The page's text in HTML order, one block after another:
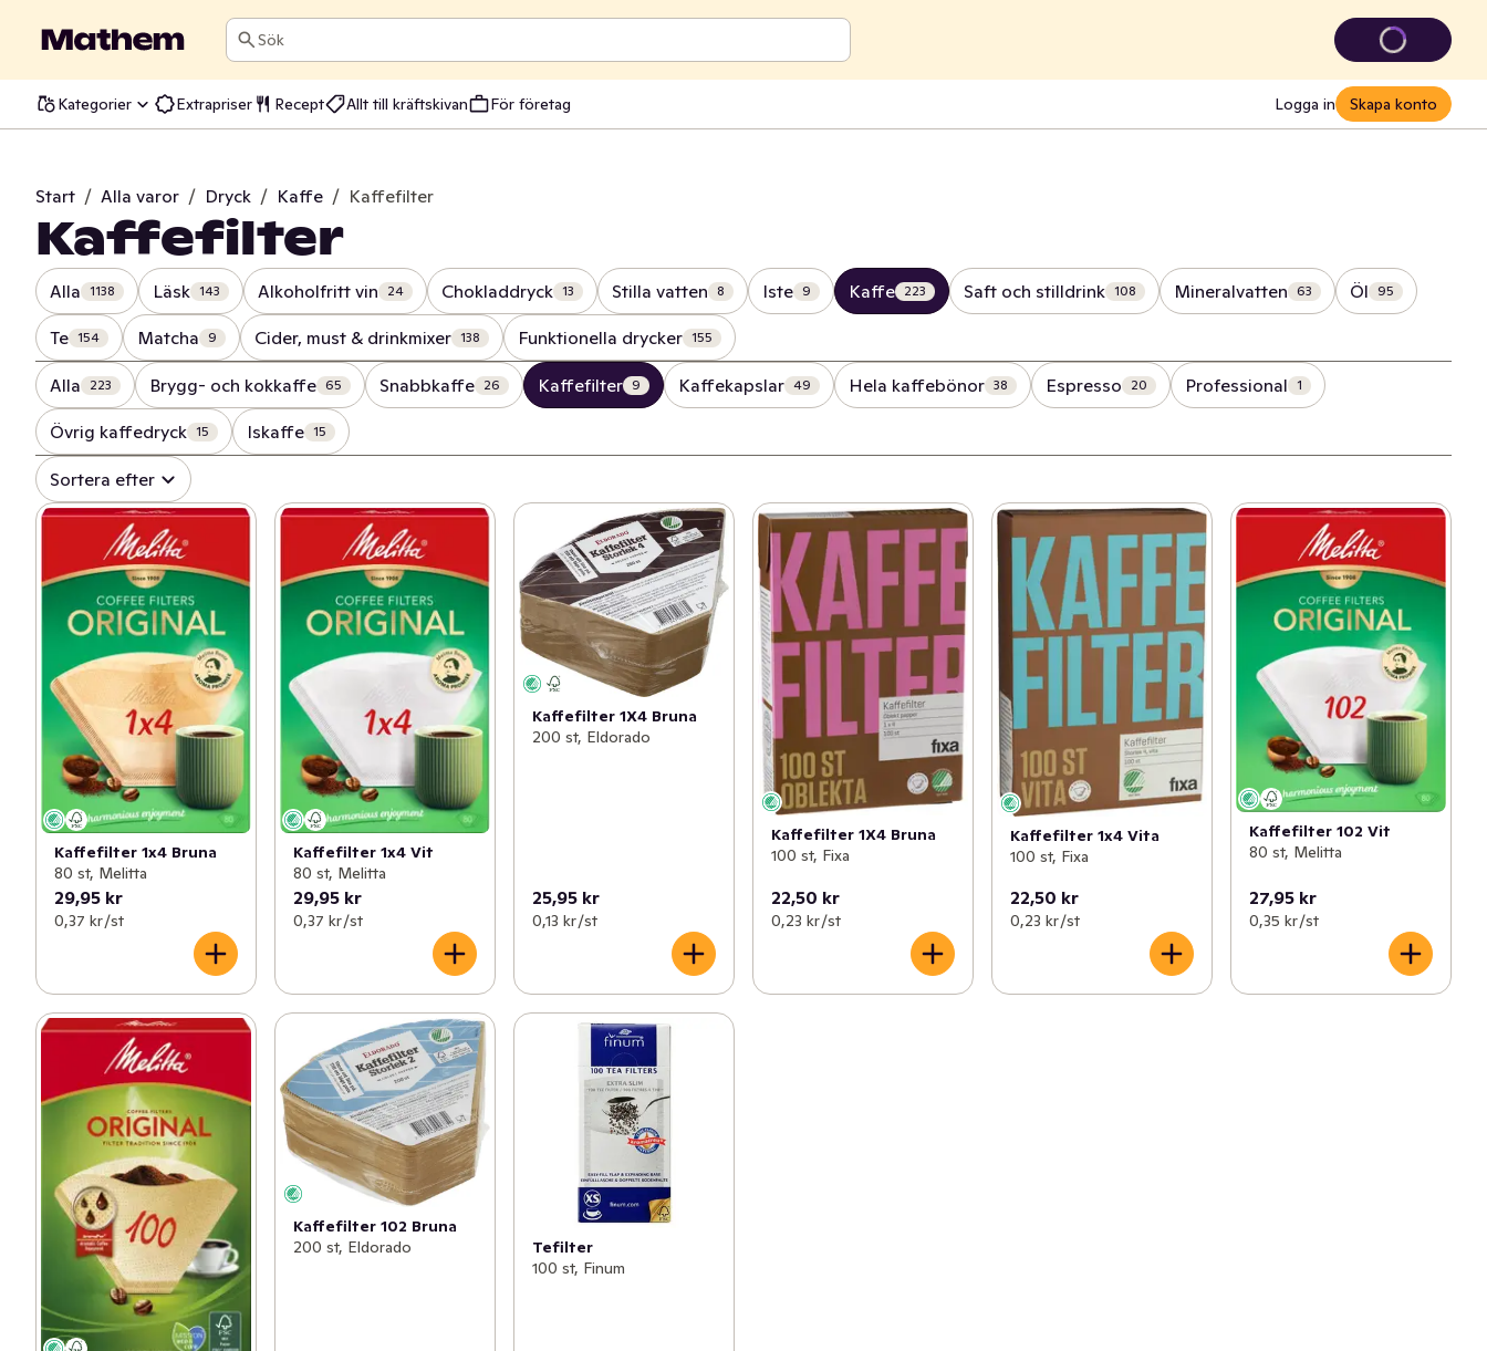
Sök
Kategorier Extrapriser Recept Allt till kräftskivan För företag Logga in Skapa konto
Start / Alla varor / Dryck / Kaffe / Kaffefilter
Kaffefilter
Alla 1138 Läsk 143 Alkoholfritt vin 24 Chokladdryck 13 Stilla vatten 8 Iste 9 Kaffe 223 Saft och stilldrink 108 Mineralvatten 63 Öl 95
Te 154 Matcha 9 Cider, must & drinkmixer 138 Funktionella drycker 155
Alla 223 Brygg- och kokkaffe 65 Snabbkaffe 26 Kaffefilter 9 Kaffekapslar 49 Hela kaffebönor 38 Espresso 20 Professional 1
Övrig kaffedryck 15 Iskaffe 15
Sortera efter
Kaffefilter 1x4 Bruna
80 st, Melitta
29,95 kr
0,37 kr /st
Kaffefilter 1x4 Vit
80 st, Melitta
29,95 kr
0,37 kr /st
Kaffefilter 1X4 Bruna
200 st, Eldorado
25,95 kr
0,13 kr /st
Kaffefilter 1X4 Bruna
100 st, Fixa
22,50 kr
0,23 kr /st
Kaffefilter 1x4 Vita
100 st, Fixa
22,50 kr
0,23 kr /st
Kaffefilter 102 Vit
80 st, Melitta
27,95 kr
0,35 kr /st
Kaffefilter 102 Bruna
200 st, Eldorado
Tefilter
100 st, Finum